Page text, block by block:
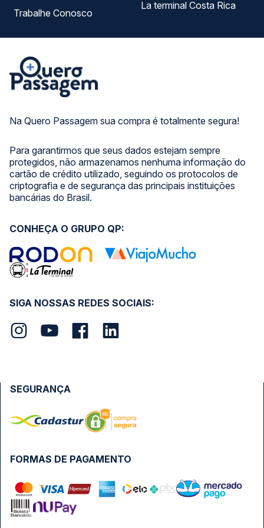
Na Quero Passagem sua compra é totalmente segura!
Para garantirmos que seus dados estejam sempre
protegidos, não armazenamos nenhuma informação do
cartão de crédito utilizado, seguindo os protocolos de
criptografia e de segurança das principais instituições
bancárias do Brasil.
Trabalhe Conosco
La terminal Costa Rica
SIGA NOSSAS REDES SOCIAIS:
CONHEÇA O GRUPO QP:
FORMAS DE PAGAMENTO
SEGURANÇA